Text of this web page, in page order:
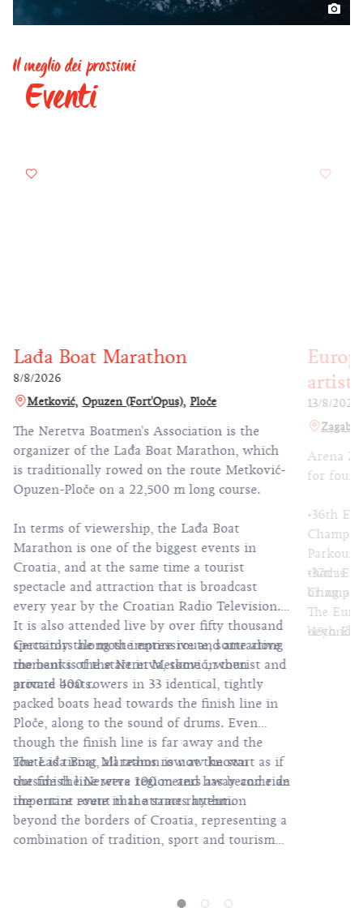
Il meglio dei prossimi
Eventi
Lađa Boat Marathon
8/8/2026
Metković Opuzen (Fort'Opus) Ploče
The Neretva Boatmen's Association is the
organizer of the Lađa Boat Marathon, which
is traditionally rowed on the route Metković-
Opuzen-Ploče on a 22,500 m long course.
In terms of viewership, the Lađa Boat
Marathon is one of the biggest events in
Croatia, and at the same time a tourist
spectacle and attraction that is broadcast
every year by the Croatian Radio Television.
It is also attended live by over fifty thousand
spectators along the entire route, some along
the banks of the Neretva, some in tourist and
private boats.
Certainly the most impressive and attractive
moment is the start in Metković, when
around 400 rowers in 33 identical, tightly
packed boats head towards the finish line in
Ploče, along to the sound of drums. Even
though the finish line is far away and the
route is tiring, all teams row at the start as if
the finish line were 100 meters away and ride
the entire route in the same rhythm.
The Lađa Boat Marathon is now known
outside the Neretva region and has become an
important event that attracts attention
beyond the borders of Croatia, representing a
combination of tradition, sport and tourism
13/8/2026
Arena
for four
•36th
•37th
•15th
that is
bring a
The
beyond